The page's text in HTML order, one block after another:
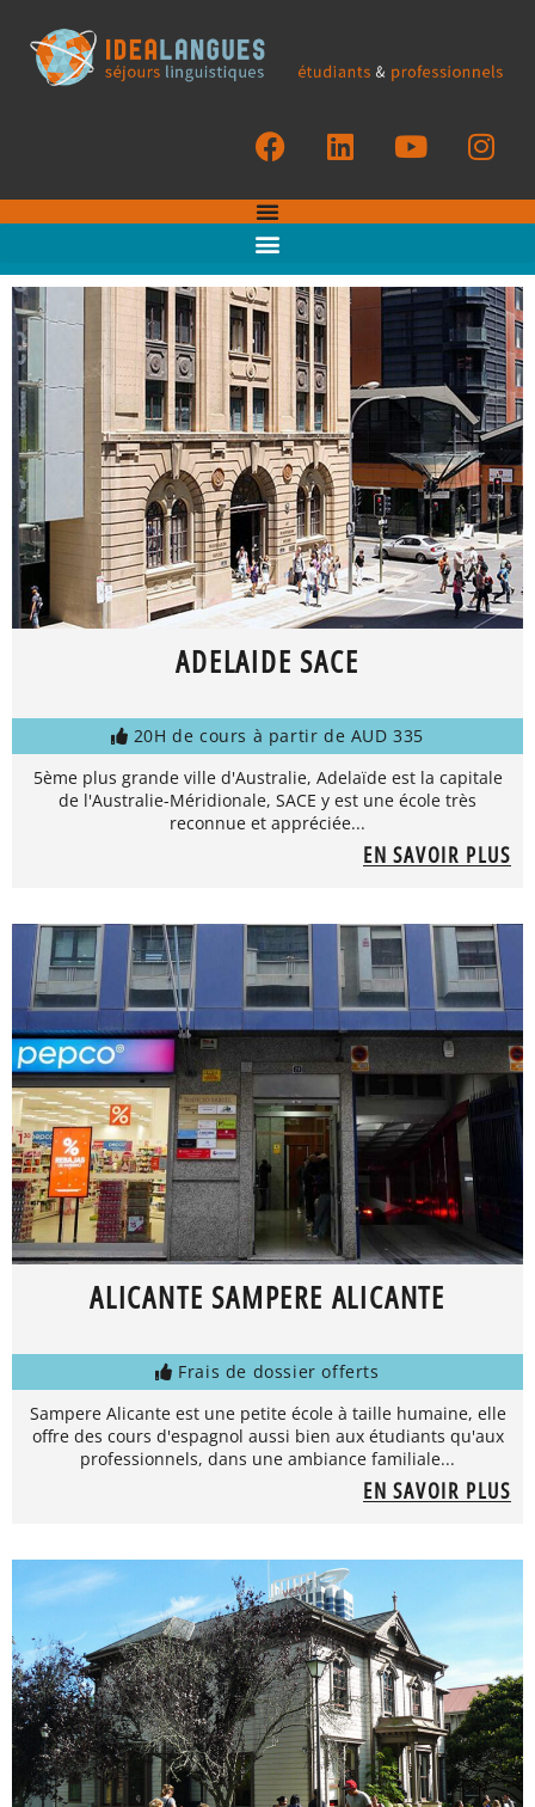
ADELAIDE SACE
20H de cours à partir de AUD 335
5ème plus grande ville d'Australie, Adelaïde est la capitale
de l'Australie-Méridionale, SACE y est une école très
reconnue et appréciée...
EN SAVOIR PLUS
ALICANTE SAMPERE ALICANTE
Frais de dossier offerts
Sampere Alicante est une petite école à taille humaine, elle
offre des cours d'espagnol aussi bien aux étudiants qu'aux
professionnels, dans une ambiance familiale...
EN SAVOIR PLUS